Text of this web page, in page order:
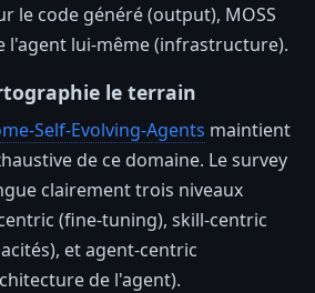
le code généré (output), MOSS
l'agent lui-même (infrastructure).
le terrain
Self-Evolving-Agents maintient
de ce domaine. Le survey
clairement trois niveaux
(fine-tuning), skill-centric
et agent-centric
de l'agent).